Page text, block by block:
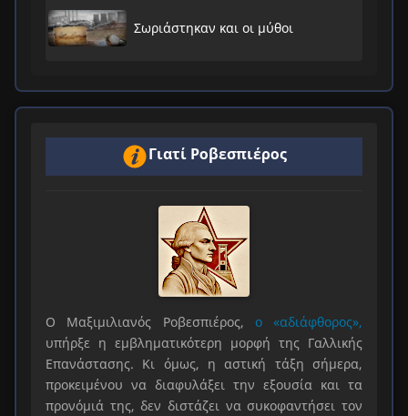
Σωριάστηκαν και οι μύθοι
Γιατί Ροβεσπιέρος
Ο Μαξιμιλιανός Ροβεσπιέρος, ο «αδιάφθορος»,
υπήρξε η εμβληματικότερη μορφή της Γαλλικής
Επανάστασης. Κι όμως, η αστική τάξη σήμερα,
προκειμένου να διαφυλάξει την εξουσία και τα
προνόμιά της, δεν διστάζει να συκοφαντήσει τον